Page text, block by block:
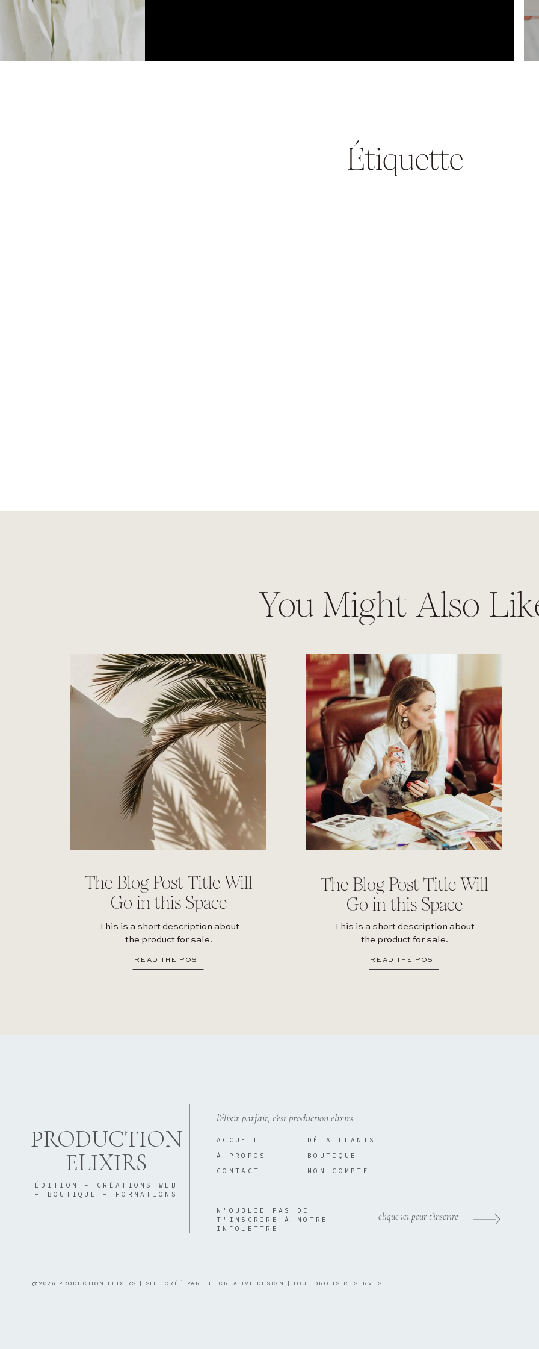
Étiquette
You Might Also
The Blog Post Title Will
Go in this Space
The Blog Post Title Will
Go in this Space
This is a short description about
the product for sale.
This is a short description about
the product for sale.
READ THE POST
READ THE POST
@2026 PRODUCTION ELIXIRS | SITE CRÉÉ PAR ELI CREATIVE DESIGN | TOUT DROITS RÉSERVÉS
clique ici pour t'inscrire
N'OUBLIE PAS DE
T'INSCRIRE À NOTRE
INFOLETTRE
CONTACT
BOUTIQUE
ACCUEIL
l'élixir parfait, c'est production elixirs
PRODUCTION
ELIXIRS
ÉDITION - CRÉATIONS WEB
- BOUTIQUE - FORMATIONS
À PROPOS
DÉTAILLANTS
MON COMPTE